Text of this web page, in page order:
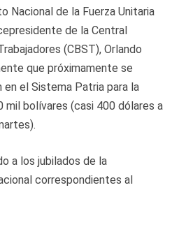
Nacional de la Fuerza Unitaria
de la Central
(CBST), Orlando
que próximamente se
el Sistema Patria para la
mil bolívares (casi 400 dólares a
a los jubilados de la
correspondientes al